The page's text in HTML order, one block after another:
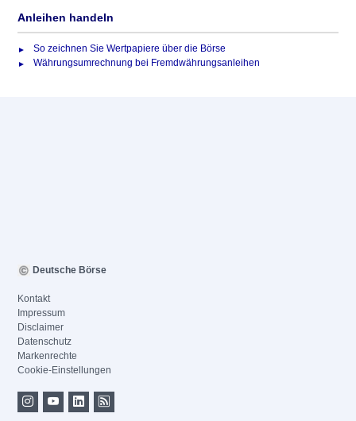
Anleihen handeln
So zeichnen Sie Wertpapiere über die Börse
Währungsumrechnung bei Fremdwährungsanleihen
Deutsche Börse
Kontakt
Impressum
Disclaimer
Datenschutz
Markenrechte
Cookie-Einstellungen